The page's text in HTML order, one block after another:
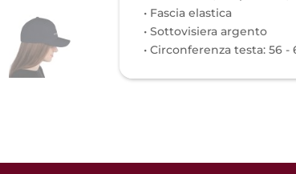
• Fascia elastica
• Sottovisiera argento
• Circonferenza testa: 56 -